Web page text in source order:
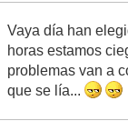
Vaya día han
horas estamos
problemas van a
que se lía...